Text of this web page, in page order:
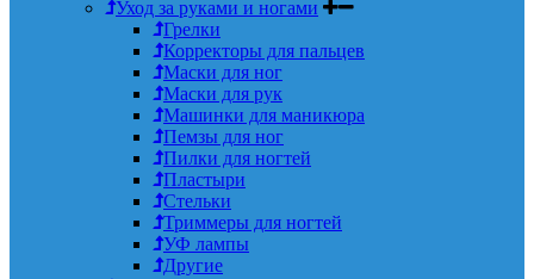
Уход за руками и ногами
Грелки
Корректоры для пальцев
Маски для ног
Маски для рук
Машинки для маникюра
Пемзы для ног
Пилки для ногтей
Пластыри
Стельки
Триммеры для ногтей
УФ лампы
Другие